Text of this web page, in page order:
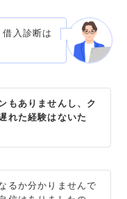
入診断は
もありませんし、ク
れた経験はないた
るか分かりませんで